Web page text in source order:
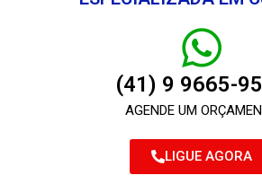
(41) 9 9665-
AGENDE UM
LIGUE AGORA